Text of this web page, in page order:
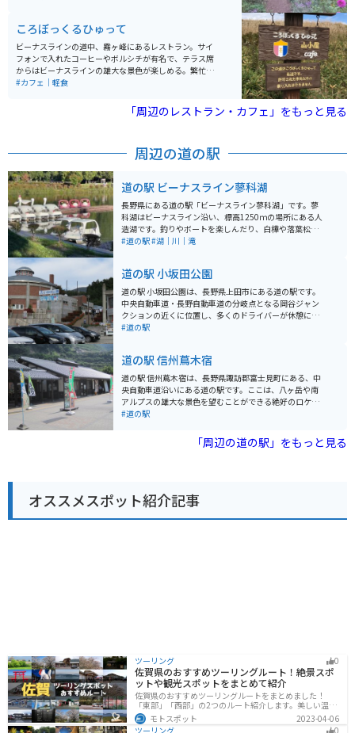
しみ方がおわかりになるかと思います。 小鳥のさえずり
に耳を傾け、花々の香りを感じながら葉影からこぼれ落
ちる光の中をゆっくりと歩きましょう。癒しと安らぎの
空間がここ蓼科高原にあります。本格的な英国庭園は週
ごとに表情を変え、5,000種類をこえる植物コレクショ
ころぼっくるひゅって
ビーナスラインの道中、霧ヶ峰にあるレストラン。サイ
フォンで入れたコーヒーやボルシチが有名で、テラス席
からはビーナスラインの雄大な景色が楽しめる。繁忙期
のお昼時は混雑するので時間をずらしていくことをお勧
#カフェ｜軽食
「周辺のレストラン・カフェ」をもっと見る
周辺の道の駅
道の駅 ビーナスライン蓼科湖
長野県にある道の駅「ビーナスライン蓼科湖」です。蓼
科湖はビーナスライン沿い、標高1250ｍの場所にある人
造湖です。釣りやボートを楽しんだり、白樺や落葉松に
囲まれていて、四季折々の景観を楽しむ事もできます。
す。蓼科湖周辺は観光スポットも多く、近くにお店も沢
山ありますので、食後にゆっくり過ごす場所としてもぴ
ったりです。
#道の駅#湖｜川｜滝
道の駅 小坂田公園
道の駅 小坂田公園は、長野県上田市にある道の駅です。
中央自動車道・長野自動車道の分岐点となる岡谷ジャン
クションの近くに位置し、多くのドライバーが休憩に訪
れます。 ここは、戦国時代に武田信玄と上杉謙信が激突
がらツーリングを楽しむことができます。 道の駅には、
地元の農産物や特産品を販売する直売所、レストラン、
軽食コーナーなどがあります。地元産の新鮮な野菜や果
物はもちろん、信州そばや山賊焼きなど、地元グルメも
堪能できます。 バイクで訪れる場合、道の駅から少し走
ており、ロマンチックなひとときを過ごせます。 また、
#道の駅
道の駅 信州蔦木宿
道の駅 信州蔦木宿は、長野県諏訪郡富士見町にある、中
央自動車道沿いにある道の駅です。ここは、八ヶ岳や南
アルプスの雄大な景色を望むことができる絶好のロケー
ションにあります。 地元の農産物や特産品を販売する直
ます。特に、高原野菜やきのこは人気です。また、レス
トランでは、地元の食材を使った料理を楽しむことがで
ナスラインなど、景色の良いワインディングロードが数
多くあります。ツーリングの休憩場所としても最適で
す。 周辺には、富士見パノラマリゾートなどの観光スポ
#道の駅
「周辺の道の駅」をもっと見る
オススメスポット紹介記事
ツーリング 0
佐賀県のおすすめツーリングルート！絶景スポ
ットや観光スポットをまとめて紹介
佐賀県のおすすめツーリングルートをまとめました！
「東部」「西部」の2つのルート紹介します。美しい温泉
地や古墳群、歴史ある城や神社仏閣など、バイクツーリ
ングに適したスポットが多数存在し、様々な楽しみ方が
モトスポット
2023-04-06
ツーリング
0